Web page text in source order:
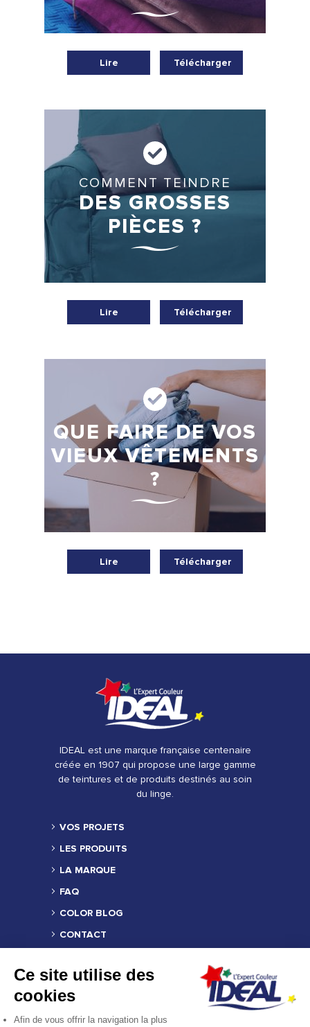
Lire Télécharger
COMMENT TEINDRE
DES GROSSES
PIÈCES ?
Lire Télécharger
QUE FAIRE DE VOS
VIEUX VÊTEMENTS
?
Lire Télécharger
IDEAL est une marque française centenaire
créée en 1907 qui propose une large gamme
de teintures et de produits destinés au soin
du linge.
VOS PROJETS
LES PRODUITS
LA MARQUE
FAQ
COLOR BLOG
CONTACT
MENTIONS LÉGALES
Ce site utilise des
cookies
Afin de vous offrir la navigation la plus